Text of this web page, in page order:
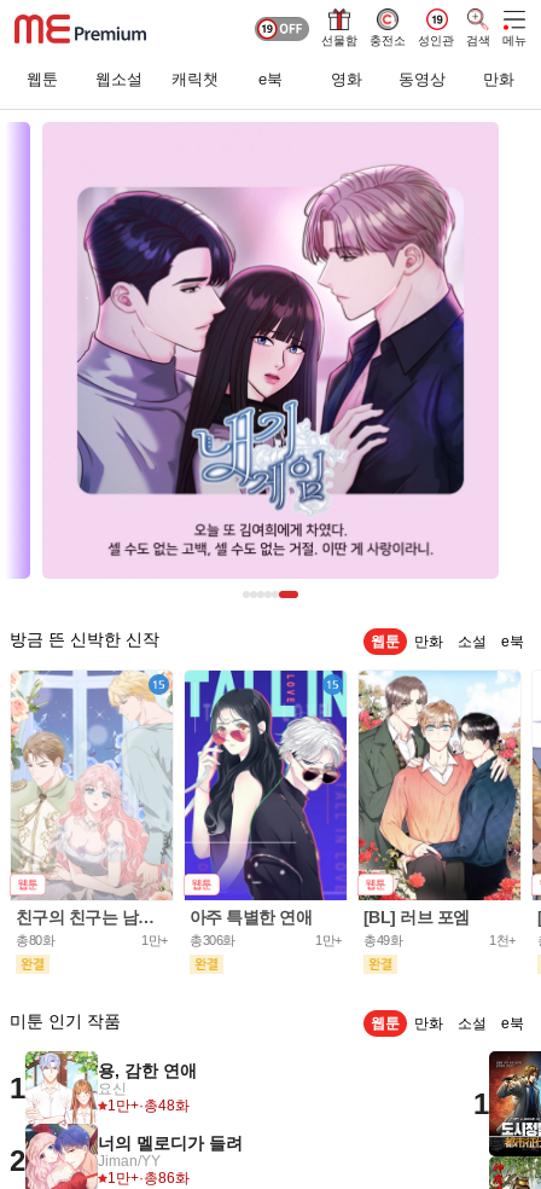
선물함 충전소 성인관 검색 메뉴
웹툰 웹소설 캐릭챗 e북 영화 동영상 만화
방금 뜬 신박한 신작 웹툰 만화 소설 e북
친구의 친구는 남인가요? [개정판]
총80화 1만+
아주 특별한 연애
총306화 1만+
[BL] 러브 포엠
총49화 1천+
미툰 인기 작품 웹툰 만화 소설 e북
1
용, 감한 연애
요신
1만+·총48화
2
너의 멜로디가 들려
Jiman/YY
1만+·총86화
1